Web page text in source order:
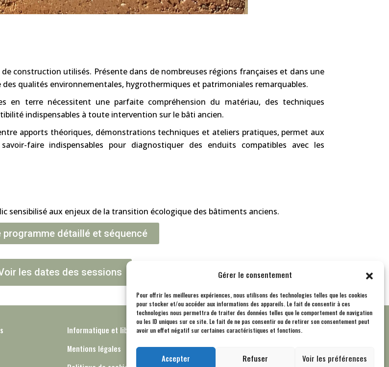
Gérer le consentement
Pour offrir les meilleures expériences, nous utilisons des technologies telles que les cookies
pour stocker et/ou accéder aux informations des appareils. Le fait de consentir à ces
technologies nous permettra de traiter des données telles que le comportement de navigation
ou les ID uniques sur ce site. Le fait de ne pas consentir ou de retirer son consentement peut
avoir un effet négatif sur certaines caractéristiques et fonctions.
Accepter Refuser Voir les préférences
construction utilisés. Présente dans de nombreuses régions françaises et dans une
qualités environnementales, hygrothermiques et patrimoniales remarquables.
en terre nécessitent une parfaite compréhension du matériau, des techniques
indispensables à toute intervention sur le bâti ancien.
apports théoriques, démonstrations techniques et ateliers pratiques, permet aux
faire indispensables pour diagnostiquer des enduits compatibles avec les
sensibilisé aux enjeux de la transition écologique des bâtiments anciens.
programme détaillé et séquencé
les dates des sessions
Informatique et libertés – RGPD
Mentions légales
Nous contacter
S'inscrire à la newsletter